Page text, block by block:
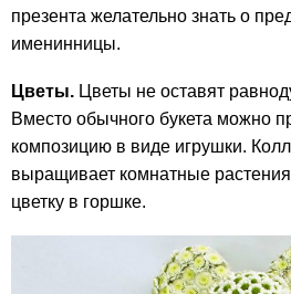
презента желательно знать о
именинницы.
Цветы. Цветы не оставят
Вместо обычного букета можно
композицию в виде игрушки.
выращивает комнатные
цветку в горшке.